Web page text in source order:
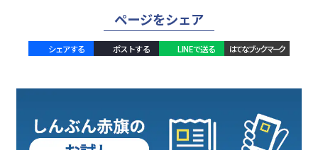
ページをシェア
シェアする ポストする LINEで送る はてなブックマーク